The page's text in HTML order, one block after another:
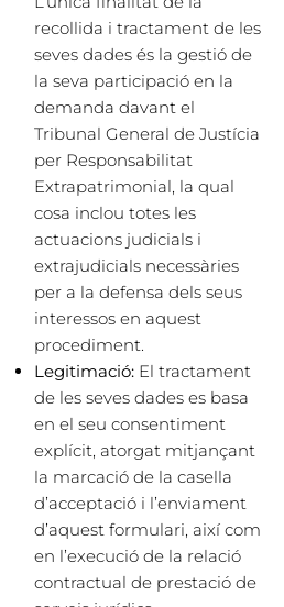
recollida i tractament de les
seves dades és la gestió de
la seva participació en la
demanda davant el
Tribunal General de Justícia
per Responsabilitat
Extrapatrimonial, la qual
cosa inclou totes les
actuacions judicials i
extrajudicials necessàries
per a la defensa dels seus
interessos en aquest
procediment.
Legitimació: El tractament
de les seves dades es basa
en el seu consentiment
explícit, atorgat mitjançant
la marcació de la casella
d’acceptació i l’enviament
d’aquest formulari, així com
en l’execució de la relació
contractual de prestació de